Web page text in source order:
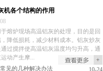
机各个结构的作用
熔炉现场高温铝灰的处理，目的是回
降低损耗，减少材料成本。铝灰炒灰
过搅拌使高温铝灰温度均匀升高，通
动产生摩...
见的几种解决办法
10-24